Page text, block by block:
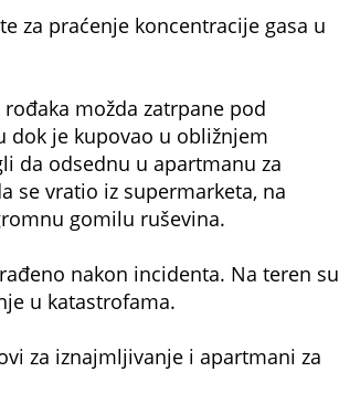
za praćenje koncentracije gasa u
možda zatrpane pod
dok je kupovao u obližnjem
da odsednu u apartmanu za
se vratio iz supermarketa, na
gomilu ruševina.
nakon incidenta. Na teren su
u katastrofama.
za iznajmljivanje i apartmani za